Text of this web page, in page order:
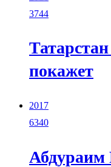
3744
покажет
2017
6340
Абдураим